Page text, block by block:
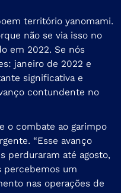
em território yanomami.
não se via isso no
em 2022. Se nós
janeiro de 2022 e
significativa e
contundente no
o combate ao garimpo
“Esse avanço
perduraram até agosto,
percebemos um
nas operações de